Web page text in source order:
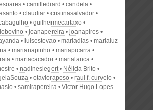
camillediard
candela
claudiar
cristinasalvador
guilhermecartaxo
joanapereira
joanapires
luisestevao mariadias
marialuz
marianapinho
mariapicarra
martacacador
martalanca
nadinesiegert
Nélida Brito
otavioraposo
raul f. curvelo
samirapereira Victor Hugo Lopes